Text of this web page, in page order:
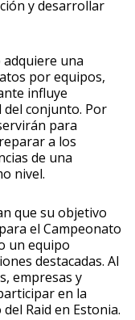
y desarrollar
una
por equipos,
influye
del conjunto. Por
para
a los
de una
nivel.
que su objetivo
el Campeonato
un equipo
destacadas. Al
empresas y
en la
Raid en Estonia.